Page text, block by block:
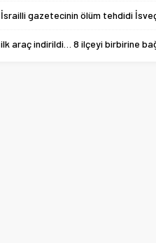
İsrailli gazetecinin ölüm tehdidi İsveçli
ilk araç indirildi… 8 ilçeyi birbirine